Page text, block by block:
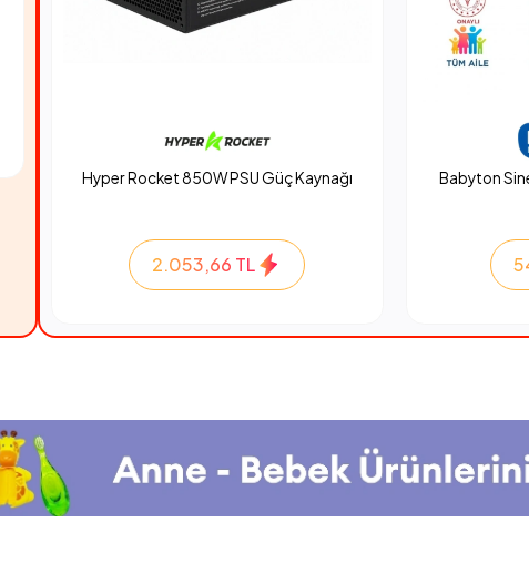
Hyper Rocket 850W PSU Güç Kaynağı
Hyper Rocket 850W PSU Güç Kaynağı
2.053,66 TL
Babyton